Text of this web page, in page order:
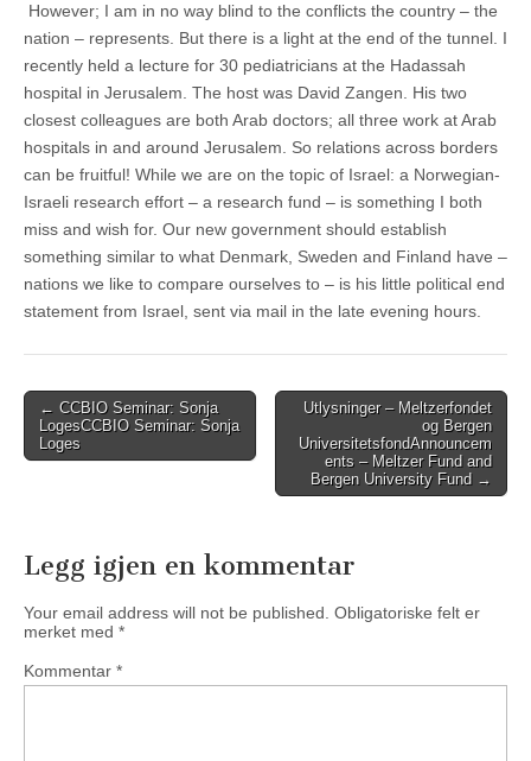
However; I am in no way blind to the conflicts the country – the
nation – represents. But there is a light at the end of the tunnel. I
recently held a lecture for 30 pediatricians at the Hadassah
hospital in Jerusalem. The host was David Zangen. His two
closest colleagues are both Arab doctors; all three work at Arab
hospitals in and around Jerusalem. So relations across borders
can be fruitful! While we are on the topic of Israel: a Norwegian-
Israeli research effort – a research fund – is something I both
miss and wish for. Our new government should establish
something similar to what Denmark, Sweden and Finland have –
nations we like to compare ourselves to – is his little political end
statement from Israel, sent via mail in the late evening hours.
Post
navigation
← CCBIO Seminar: Sonja
LogesCCBIO Seminar: Sonja
Loges
Utlysninger – Meltzerfondet
og Bergen
UniversitetsfondAnnouncem
ents – Meltzer Fund and
Bergen University Fund→
Legg igjen en kommentar
Your email address will not be published. Obligatoriske felt er
merket med *
Kommentar *